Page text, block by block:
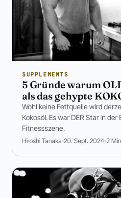
SUPPLEMENTS
5 Gründe warum
als das gehypte
Wohl keine Fettquelle wird
Kokosöl. Es war DER Star in
Fitnessszene.
Hiroshi Tanaka 20. Sept. 2024 2